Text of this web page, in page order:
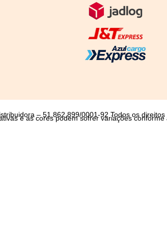
– 51.862.899/0001-92 Todos os direitos
e as cores podem sofrer variações conforme